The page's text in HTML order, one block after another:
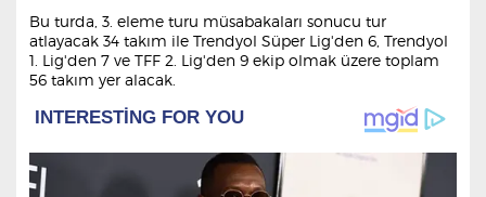
Bu turda, 3. eleme turu müsabakaları sonucu tur
atlayacak 34 takım ile Trendyol Süper Lig'den 6, Trendyol
1. Lig'den 7 ve TFF 2. Lig'den 9 ekip olmak üzere toplam
56 takım yer alacak.